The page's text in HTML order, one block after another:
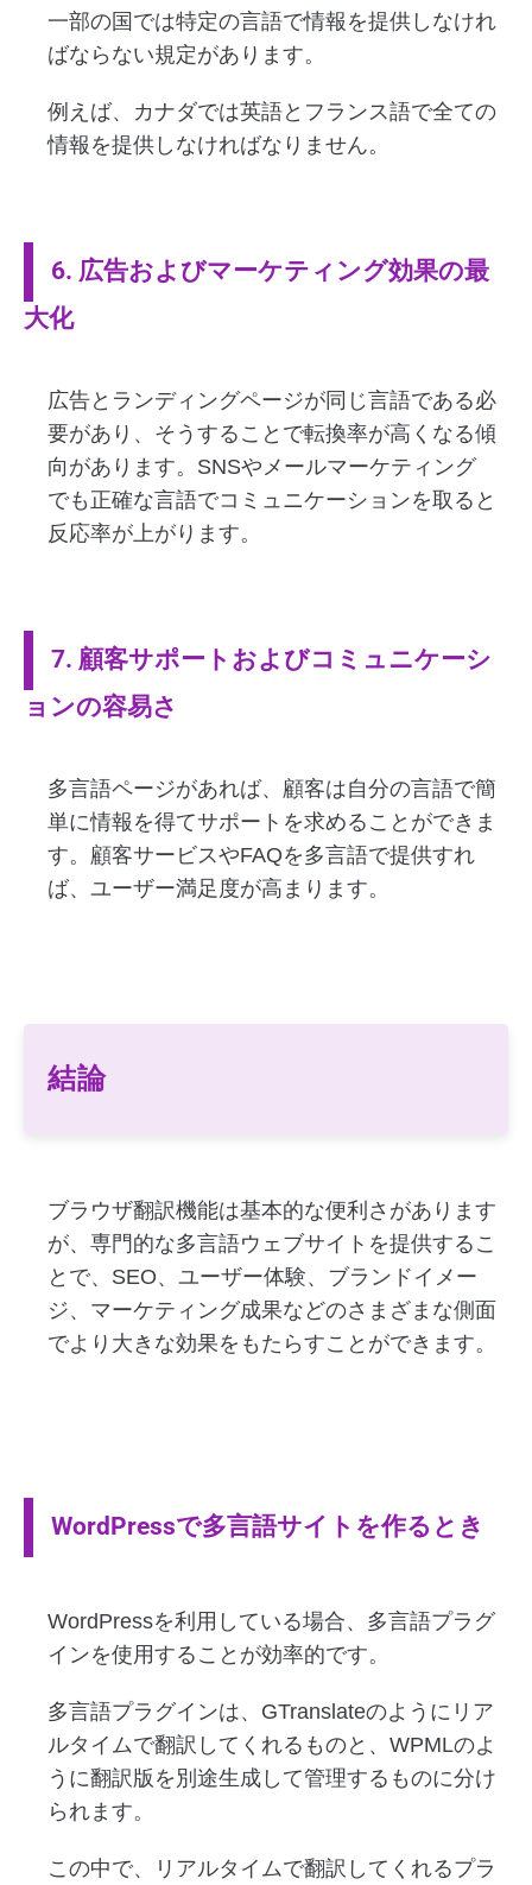
一部の国では特定の言語で情報を提供しなけれ
ばならない規定があります。
例えば、カナダでは英語とフランス語で全ての
情報を提供しなければなりません。
6. 広告およびマーケティング効果の最
大化
広告とランディングページが同じ言語である必
要があり、そうすることで転換率が高くなる傾
向があります。SNSやメールマーケティング
でも正確な言語でコミュニケーションを取ると
反応率が上がります。
7. 顧客サポートおよびコミュニケーシ
ョンの容易さ
多言語ページがあれば、顧客は自分の言語で簡
単に情報を得てサポートを求めることができま
す。顧客サービスやFAQを多言語で提供すれ
ば、ユーザー満足度が高まります。
結論
ブラウザ翻訳機能は基本的な便利さがあります
が、専門的な多言語ウェブサイトを提供するこ
とで、SEO、ユーザー体験、ブランドイメー
ジ、マーケティング成果などのさまざまな側面
でより大きな効果をもたらすことができます。
WordPressで多言語サイトを作るとき
WordPressを利用している場合、多言語プラグ
インを使用することが効率的です。
多言語プラグインは、GTranslateのようにリア
ルタイムで翻訳してくれるものと、WPMLのよ
うに翻訳版を別途生成して管理するものに分け
られます。
この中で、リアルタイムで翻訳してくれるプラ